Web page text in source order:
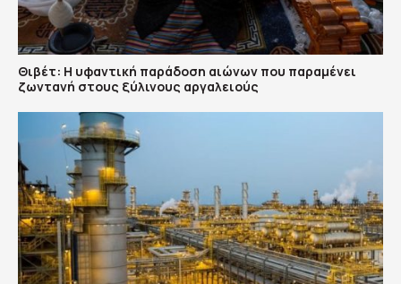
Θιβέτ: Η υφαντική παράδοση αιώνων που παραμένει
ζωντανή στους ξύλινους αργαλειούς